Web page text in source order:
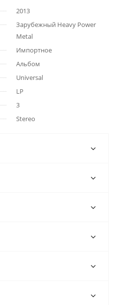
2013
Зарубежный Heavy Power
Metal
Импортное
Альбом
Universal
LP
3
Stereo